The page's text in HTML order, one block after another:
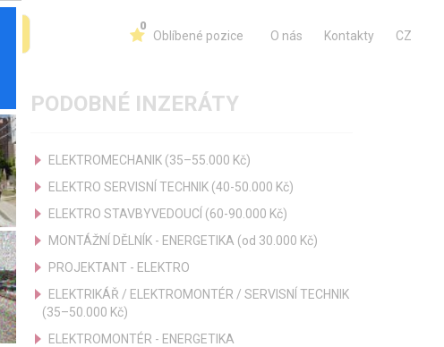
0
Oblíbené pozice O nás Kontakty CZ
PODOBNÉ INZERÁTY
ELEKTROMECHANIK (35–55.000 Kč)
ELEKTRO SERVISNÍ TECHNIK (40-50.000 Kč)
ELEKTRO STAVBYVEDOUCÍ (60-90.000 Kč)
MONTÁŽNÍ DĚLNÍK - ENERGETIKA (od 30.000 Kč)
PROJEKTANT - ELEKTRO
ELEKTRIKÁŘ / ELEKTROMONTÉR / SERVISNÍ TECHNIK
(35–50.000 Kč)
ELEKTROMONTÉR - ENERGETIKA